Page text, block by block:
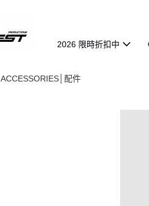
2026 限時折扣中
ACCESSORIES│配件